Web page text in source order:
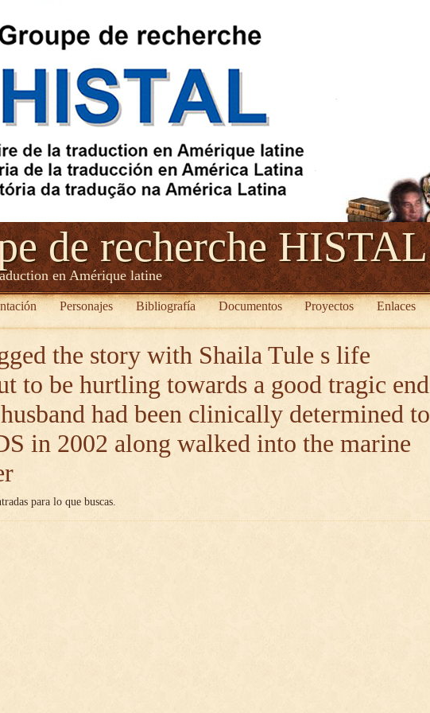
de recherche HISTAL
en Amérique latine
Personajes Bibliografía Documentos Proyectos Enlaces
the story with Shaila Tule s life
to be hurtling towards a good tragic end
had been clinically determined to
in 2002 along walked into the marine
para lo que buscas.